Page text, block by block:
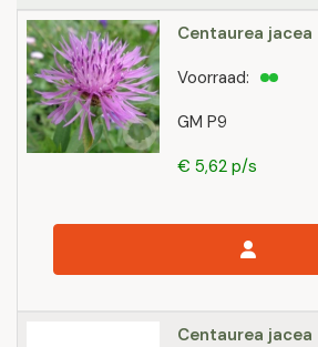
Centaurea jacea
GM P9
Voorraad:
€ 5,62 p/s
Centaurea jacea